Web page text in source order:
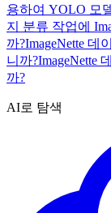
용하여 YOLO 모
지 분류 작업에
까?ImageNette 데
니까?ImageNette
까?
AI로 탐색